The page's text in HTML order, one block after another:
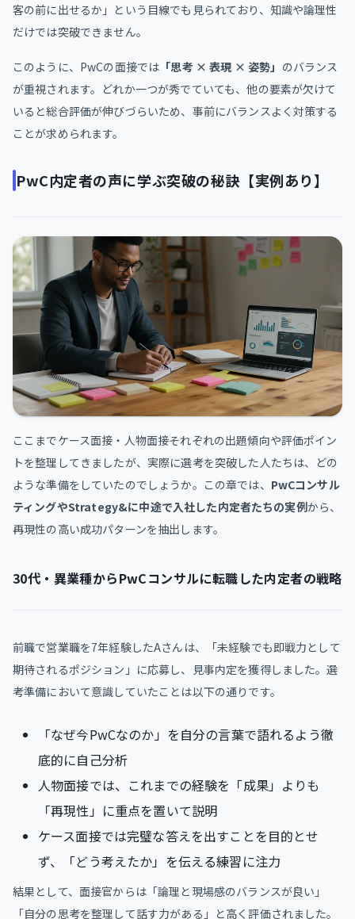
客の前に出せるか」という目線でも見られており、知識や論理性
だけでは突破できません。
このように、PwCの面接では 「思考 × 表現 × 姿勢」 のバランス
が重視されます。どれか一つが秀でていても、他の要素が欠けて
いると総合評価が伸びづらいため、事前にバランスよく対策する
ことが求められます。
PwC内定者の声に学ぶ突破の秘訣【実例あり】
ここまでケース面接・人物面接それぞれの出題傾向や評価ポイン
トを整理してきましたが、実際に選考を突破した人たちは、どの
ような準備をしていたのでしょうか。この章では、 PwCコンサル
ティングやStrategy&に中途で入社した内定者たちの実例から、
再現性の高い成功パターンを抽出します。
30代・異業種からPwCコンサルに転職した内定者の戦略
前職で営業職を7年経験したAさんは、「未経験でも即戦力として
期待されるポジション」に応募し、見事内定を獲得しました。選
考準備において意識していたことは以下の通りです。
「なぜ今PwCなのか」を自分の言葉で語れるよう徹
底的に自己分析
人物面接では、これまでの経験を「成果」よりも
「再現性」に重点を置いて説明
ケース面接では完璧な答えを出すことを目的とせ
ず、「どう考えたか」を伝える練習に注力
結果として、面接官からは「論理と現場感のバランスが良い」
「自分の思考を整理して話す力がある」と高く評価されました。